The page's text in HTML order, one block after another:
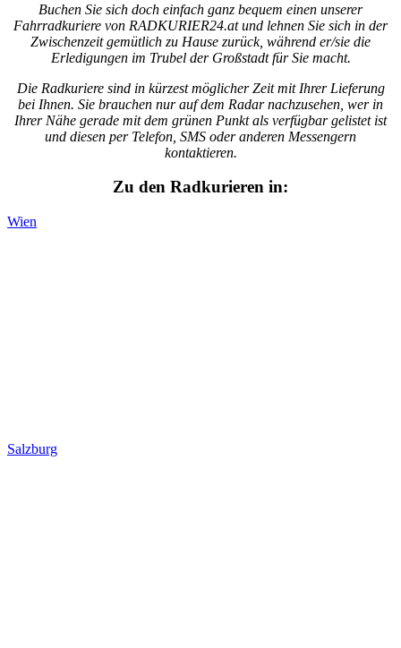
Buchen Sie sich doch einfach ganz bequem einen unserer
Fahrradkuriere von RADKURIER24.at und lehnen Sie sich in der
Zwischenzeit gemütlich zu Hause zurück, während er/sie die
Erledigungen im Trubel der Großstadt für Sie macht.
Die Radkuriere sind in kürzest möglicher Zeit mit Ihrer Lieferung
bei Ihnen. Sie brauchen nur auf dem Radar nachzusehen, wer in
Ihrer Nähe gerade mit dem grünen Punkt als verfügbar gelistet ist
und diesen per Telefon, SMS oder anderen Messengern
kontaktieren.
Zu den Radkurieren in:
Wien
Salzburg